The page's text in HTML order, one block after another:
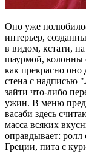
Оно уже
интерьер,
в видом, кстати,
шаурмой, колонны
как прекрасно
стена с надписью
зайти что-либо
ужин. В меню
васаби здесь
масса всяких
оправдывает: ролл
Греции, пита с